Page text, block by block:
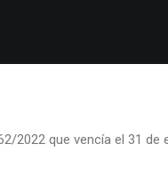
2022 que vencía el 31 de